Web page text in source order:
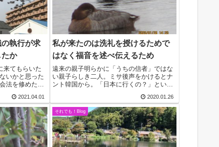
執行が求
か
来てもらいた
いかと思った
法を修めた司
も確かだっ
暮れ、あわた
2021.04.01
私が来たのは洗礼を授けるためで
はなく福音を述べ伝えるため
遠来の親子明らかに「うちの信者」ではな
い親子らしき二人。ミサ後声をかけるとナ
ント韓国から。「日本に行くの？」といぶ
誘ったら、信者でないご主人が車で待って
いるからということで話が聞けなかったの
が残念。中学...
2020.01.26
それでも！Blog